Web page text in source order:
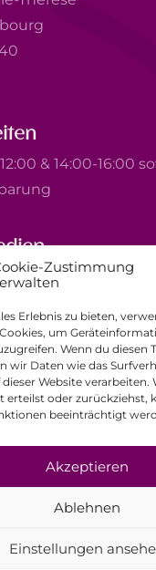
Zustimmung
Erlebnis zu bieten,
um
Wenn du diesen
wir Daten wie das
Website verarbeiten.
erteilst oder zurückziehst,
beeinträchtigt
Akzeptieren
Ablehnen
Einstellungen
& 14:00-16:00
Thérèse